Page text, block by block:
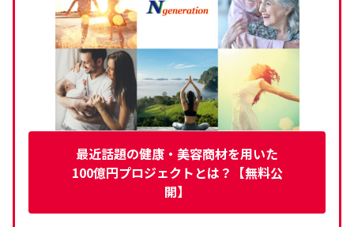
最近話題の健康・美容商材を用いた
100億円プロジェクトとは？【無料公
開】